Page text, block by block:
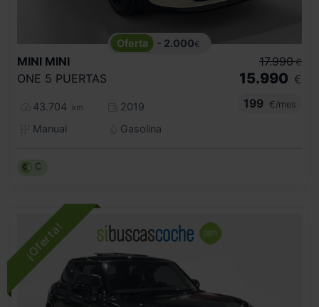
- 2.000€
MINI MINI
ONE 5 PUERTAS
43.704 km
2019
Manual
Gasolina
17.990 €
15.990 €
199
€/mes
C